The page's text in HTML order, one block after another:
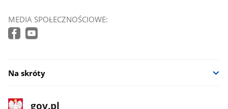
MEDIA SPOŁECZNOŚCIOWE:
Na skróty
stopkaStrona
gov.pl